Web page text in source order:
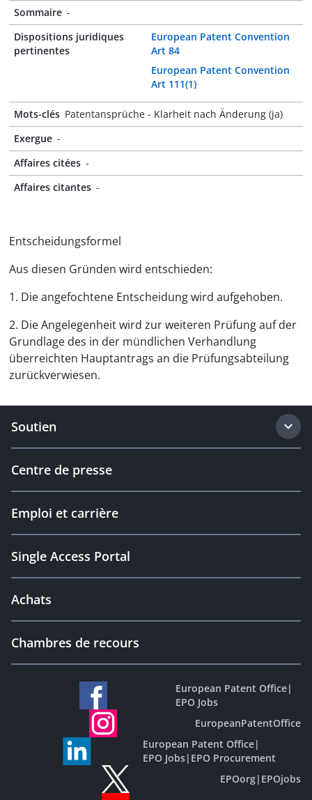
Sommaire -
Dispositions juridiques
pertinentes
European Patent Convention
Art 84
European Patent Convention
Art 111(1)
Mots-clés Patentansprüche - Klarheit nach Änderung (ja)
Exergue -
Affaires citées -
Affaires citantes -
Entscheidungsformel
Aus diesen Gründen wird entschieden:
1. Die angefochtene Entscheidung wird aufgehoben.
2. Die Angelegenheit wird zur weiteren Prüfung auf der
Grundlage des in der mündlichen Verhandlung
überreichten Hauptantrags an die Prüfungsabteilung
zurück­verwiesen.
Soutien
Centre de presse
Emploi et carrière
Single Access Portal
Achats
Chambres de recours
European Patent Office|
EPO Jobs
EuropeanPatentOffice
European Patent Office|
EPO Jobs| EPO Procurement
EPOorg| EPOjobs